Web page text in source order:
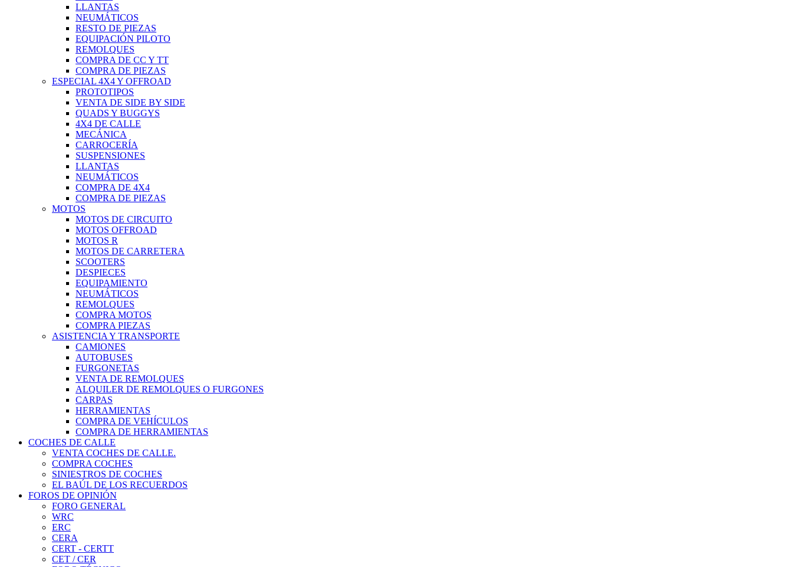
LLANTAS
NEUMÁTICOS
RESTO DE PIEZAS
EQUIPACIÓN PILOTO
REMOLQUES
COMPRA DE CC Y TT
COMPRA DE PIEZAS
ESPECIAL 4X4 Y OFFROAD
PROTOTIPOS
VENTA DE SIDE BY SIDE
QUADS Y BUGGYS
4X4 DE CALLE
MECÁNICA
CARROCERÍA
SUSPENSIONES
LLANTAS
NEUMÁTICOS
COMPRA DE 4X4
COMPRA DE PIEZAS
MOTOS
MOTOS DE CIRCUITO
MOTOS OFFROAD
MOTOS R
MOTOS DE CARRETERA
SCOOTERS
DESPIECES
EQUIPAMIENTO
NEUMÁTICOS
REMOLQUES
COMPRA MOTOS
COMPRA PIEZAS
ASISTENCIA Y TRANSPORTE
CAMIONES
AUTOBUSES
FURGONETAS
VENTA DE REMOLQUES
ALQUILER DE REMOLQUES O FURGONES
CARPAS
HERRAMIENTAS
COMPRA DE VEHÍCULOS
COMPRA DE HERRAMIENTAS
COCHES DE CALLE
VENTA COCHES DE CALLE.
COMPRA COCHES
SINIESTROS DE COCHES
EL BAÚL DE LOS RECUERDOS
FOROS DE OPINIÓN
FORO GENERAL
WRC
ERC
CERA
CERT - CERTT
CET / CER